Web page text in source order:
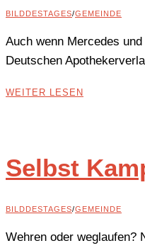
BILDDESTAGES/GEMEINDE
Auch wenn Mercedes
Deutschen
WEITER LESEN
Selbst
BILDDESTAGES/GEMEINDE
Wehren oder weglaufen?